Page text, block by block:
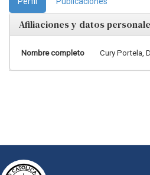
Afiliaciones y datos
Nombre completo Cury Portela,